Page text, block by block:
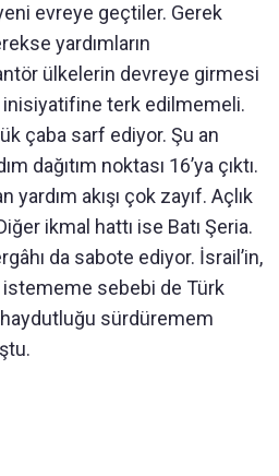
evreye geçtiler. Gerek
yardımların
ülkelerin devreye girmesi
inisiyatifine terk edilmemeli.
çaba sarf ediyor. Şu an
dağıtım noktası 16’ya çıktı.
yardım akışı çok zayıf. Açlık
ikmal hattı ise Batı Şeria.
da sabote ediyor. İsrail’in,
istememe sebebi de Türk
sürdüremem